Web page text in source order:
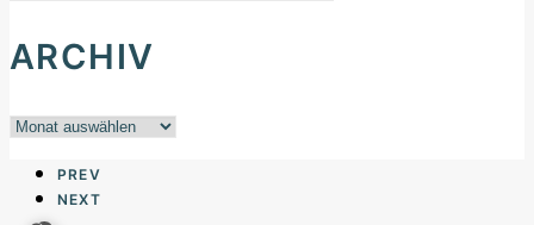
ARCHIV
Archiv
PREV
NEXT